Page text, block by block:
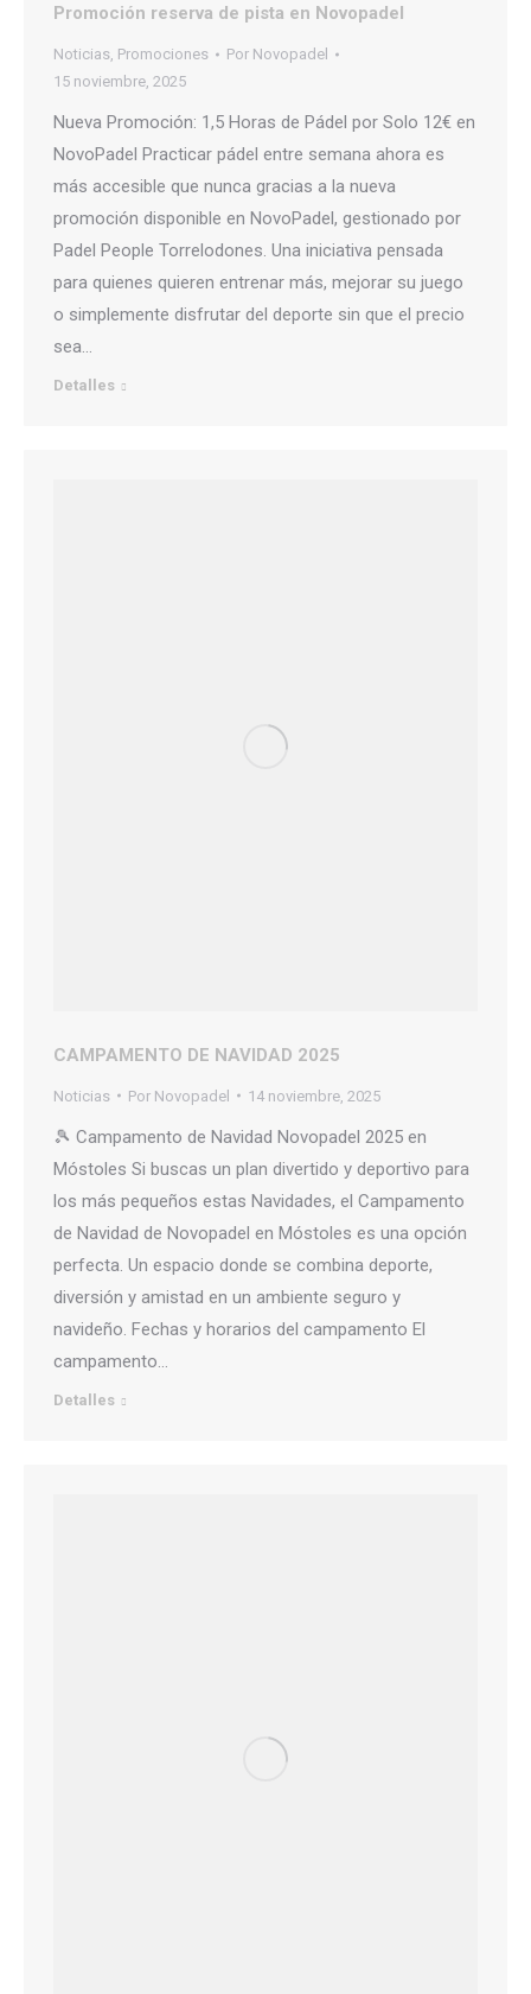
Promoción reserva de pista en Novopadel
Noticias, Promociones Por Novopadel
15 noviembre, 2025
Nueva Promoción: 1,5 Horas de Pádel por Solo 12€ en
NovoPadel Practicar pádel entre semana ahora es
más accesible que nunca gracias a la nueva
promoción disponible en NovoPadel, gestionado por
Padel People Torrelodones. Una iniciativa pensada
para quienes quieren entrenar más, mejorar su juego
o simplemente disfrutar del deporte sin que el precio
sea…
Detalles
CAMPAMENTO DE NAVIDAD 2025
Noticias Por Novopadel 14 noviembre, 2025
🎾 Campamento de Navidad Novopadel 2025 en
Móstoles Si buscas un plan divertido y deportivo para
los más pequeños estas Navidades, el Campamento
de Navidad de Novopadel en Móstoles es una opción
perfecta. Un espacio donde se combina deporte,
diversión y amistad en un ambiente seguro y
navideño. Fechas y horarios del campamento El
campamento…
Detalles